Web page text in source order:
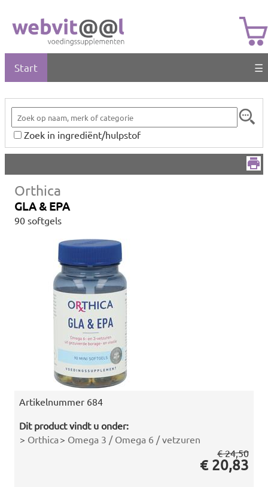
Start ☰
Zoek in ingrediënt/hulpstof
Orthica
GLA & EPA
90 softgels
Artikelnummer 684
Dit product vindt u onder:
> Orthica> Omega 3 / Omega 6 / vetzuren
€ 24,50
€ 20,83